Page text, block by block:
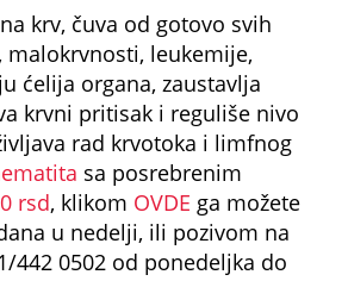
malokrvnosti, leukemije,
ćelija organa, zaustavlja
krvni pritisak i reguliše nivo
rad krvotoka i limfnog
sa posrebrenim
rsd, klikomOVDEga možete
u nedelji, ili pozivom na
442 0502 od ponedeljka do